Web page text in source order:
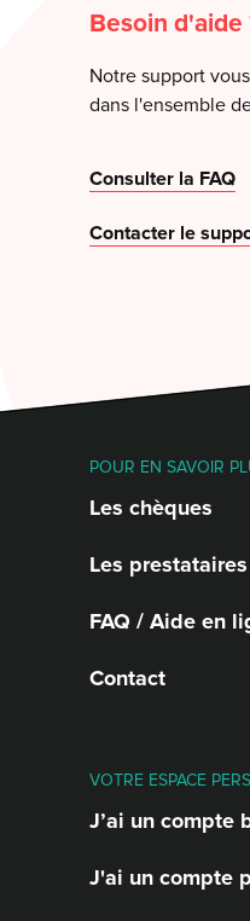
Besoin d'aide
Notre support
dans l'ensemble
Consulter la FAQ
Contacter le
POUR EN SAVOIR
Les chèques
Les prestataires
FAQ / Aide en
Contact
VOTRE ESPACE
J’ai un compte
J'ai un compte